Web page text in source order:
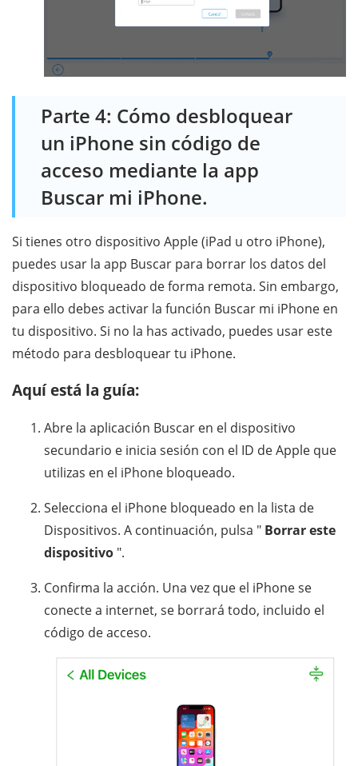
Parte 4: Cómo desbloquear
un iPhone sin código de
acceso mediante la app
Buscar mi iPhone.
Si tienes otro dispositivo Apple (iPad u otro iPhone),
puedes usar la app Buscar para borrar los datos del
dispositivo bloqueado de forma remota. Sin embargo,
para ello debes activar la función Buscar mi iPhone en
tu dispositivo. Si no la has activado, puedes usar este
método para desbloquear tu iPhone.
Aquí está la guía:
Abre la aplicación Buscar en el dispositivo
secundario e inicia sesión con el ID de Apple que
utilizas en el iPhone bloqueado.
Selecciona el iPhone bloqueado en la lista de
Dispositivos. A continuación, pulsa " Borrar este
dispositivo ".
Confirma la acción. Una vez que el iPhone se
conecte a internet, se borrará todo, incluido el
código de acceso.